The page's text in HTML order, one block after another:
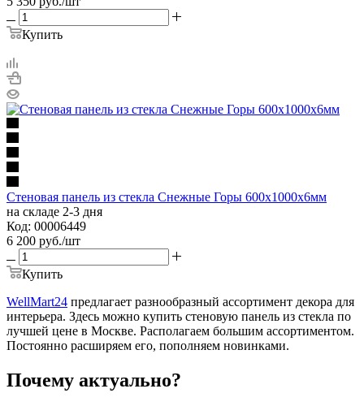
Купить
Стеновая панель из стекла Снежные Горы 600x1000x6мм
на складе 2-3 дня
Код: 00006449
6 200 руб./шт
Купить
WellMart24 предлагает разнообразный ассортимент декора для
интерьера. Здесь можно купить стеновую панель из стекла по
лучшей цене в Москве. Располагаем большим ассортиментом.
Постоянно расширяем его, пополняем новинками.
Почему актуально?